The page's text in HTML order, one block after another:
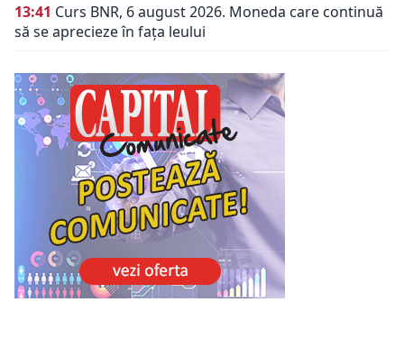
13:41 Curs BNR, 6 august 2026. Moneda care continuă
să se aprecieze în fața leului